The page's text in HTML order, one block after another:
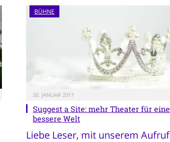
BÜHNE
30. JANUAR 2017
Suggest a Site: mehr Theater für eine
bessere Welt
Liebe Leser, mit unserem Aufruf